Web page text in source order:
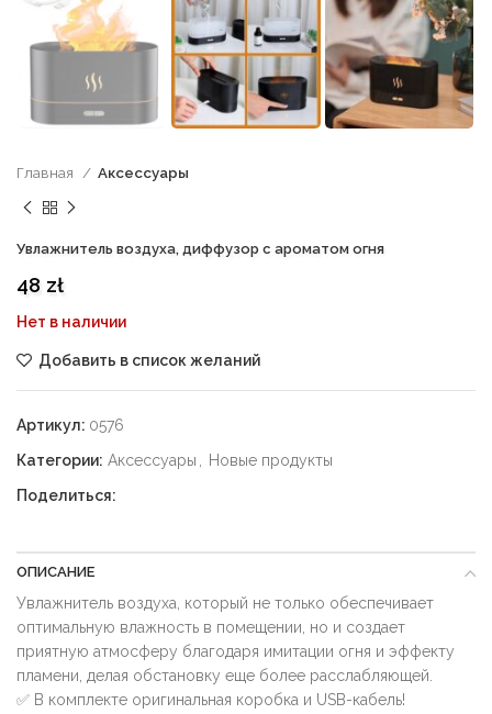
Главная Аксессуары
Увлажнитель воздуха, диффузор с ароматом огня
48 zł
Нет в наличии
Добавить в список желаний
Артикул: 0576
Категории: Аксессуары , Новые продукты
Поделиться:
ОПИСАНИЕ
Увлажнитель воздуха, который не только обеспечивает
оптимальную влажность в помещении, но и создает
приятную атмосферу благодаря имитации огня и эффекту
пламени, делая обстановку еще более расслабляющей.
✅ В комплекте оригинальная коробка и USB-кабель!